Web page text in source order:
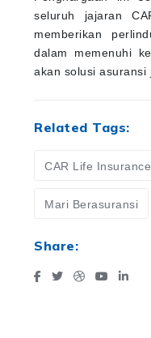
seluruh jajaran
memberikan
dalam memenuhi
akan solusi asuransi
Related Tags:
CAR Life Insurance
Mari Berasuransi
Share: